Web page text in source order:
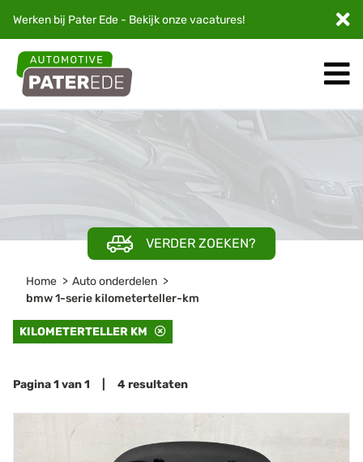
Werken bij Pater Ede - Bekijk onzevacatures!
VERDER ZOEKEN?
Home
Auto onderdelen
bmw 1-serie kilometerteller-km
KILOMETERTELLER KM
Pagina 1 van 1 | 4 resultaten